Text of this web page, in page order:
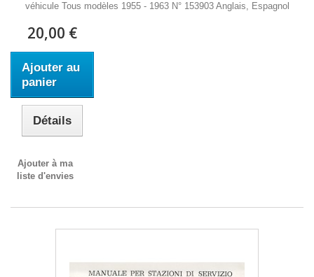
véhicule Tous modèles 1955 - 1963 N° 153903 Anglais, Espagnol
20,00 €
Ajouter au
panier
Détails
Ajouter à ma
liste d'envies